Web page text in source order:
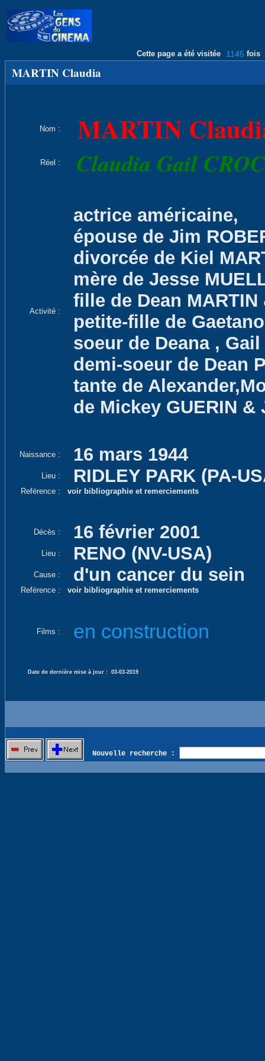
Cette page a été visitée 1145 fois
MARTIN Claudia
Nom : MARTIN
Réel : Claudia Gail
Activité :
actrice américaine,
épouse de Jim
divorcée de Kiel
mère de Jesse
fille de Dean
petite-fille de
soeur de Deana ,
demi-soeur de Dean
tante de
de Mickey GUERIN &
Naissance : 16 mars 1944
Lieu : RIDLEY PARK (PA-
Reférence : voir bibliographie et remerciements
Décès : 16 février 2001
Lieu : RENO (NV-USA)
Cause : d'un cancer du sein
Reférence : voir bibliographie et remerciements
Films : en construction
Date de dernière mise à jour : 03-03-2019
Nouvelle recherche :